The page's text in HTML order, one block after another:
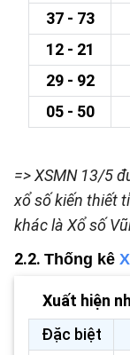
37 - 73
12 - 21
29 - 92
05 - 50
=> XSMN 13/5
xổ số kiến thiết
khác là Xổ số
2.2. Thống kê
Xuất hiện
Đặc biệt